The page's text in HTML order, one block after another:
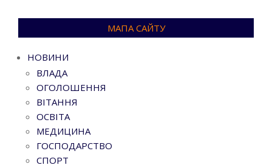
МАПА САЙТУ
НОВИНИ
ВЛАДА
ОГОЛОШЕННЯ
ВІТАННЯ
ОСВІТА
МЕДИЦИНА
ГОСПОДАРСТВО
СПОРТ